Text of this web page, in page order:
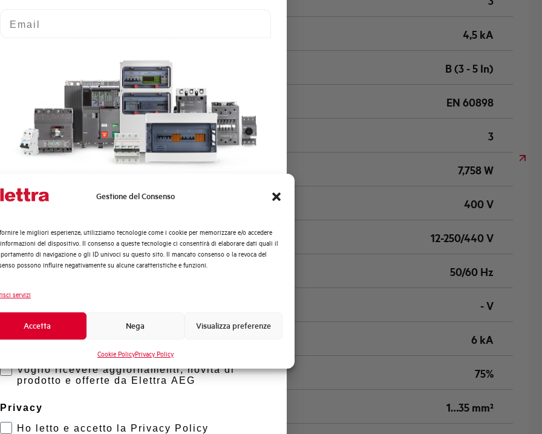
Gestione del Consenso
le migliori esperienze, utilizziamo tecnologie come i cookie per memorizzare e/o accedere
del dispositivo. Il consenso a queste tecnologie ci consentirà di elaborare dati quali il
di navigazione o gli ID univoci su questo sito. Il mancato consenso o la revoca del
possono influire negativamente su alcune caratteristiche e funzioni.
servizi
Accetta Nega Visualizza preferenze
Cookie PolicyPrivacy Policy
4,5 kA
B (3 - 5 In)
EN 60898
Numero moduli 3
7,758 W
Tensione nominale Ue AC 400 V
Tensione di impiego min-max AC 12-250/440 V
Frequenza 50/60 Hz
- V
Capacità di rottura EN60947-2 Icu a 400V 6 kA
Capacità di rottura di servizio Ics (%Icu) 75%
Capacità dei terminali 1…35 mm²
Quali argomenti ti interessano di più?
Automazione Industriale
Fotovoltaico
Sistema Quadri
Formazione tecnica
Voglio ricevere aggiornamenti, novità di
prodotto e offerte da Elettra AEG
Privacy
Ho letto e accetto la Privacy Policy